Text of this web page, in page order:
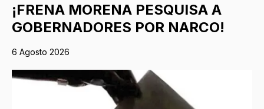
¡FRENA MORENA PESQUISA A
GOBERNADORES POR NARCO!
6 Agosto 2026